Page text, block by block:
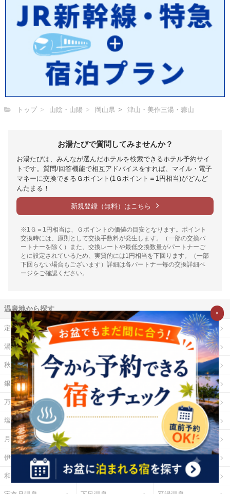
トップ 山陰・山陽 岡山県 津山・美作三湯・蒜山
お湯たびで質問してみませんか？
お湯たびは、みんなが選んだホテルを検索できるホテル予約サイ
トです。質問/回答機能で相互アドバイスをすれば、マイル・電子
マネーに交換できるＧポイント(1Ｇポイント＝1円相当)がどんど
んたまる！
新規登録（無料）はこちら
※1Ｇ＝1円相当は、Ｇポイントの価値の目安となります。ポイント
交換時には、原則として交換手数料が発生します。（一部の交換パ
ートナーを除く）また、交換レートや最低交換数量がパートナーご
とに設定されているため、実質的には1円相当を下回ります。（一部
下回らない場合もございます）詳細は各パートナー毎の交換詳細ペ
ージをご確認ください。
温泉地から探す
定山渓温泉 登別温泉 十勝川温泉
湯の川温泉（北海道） 鳴子温泉
秋保温泉 東山温泉 蔵王温泉
銀山温泉 草津温泉 伊香保温泉
万座温泉 四万温泉 鬼怒川温泉
塩原温泉 野沢温泉 白骨温泉
月岡温泉 湯河原温泉
伊東温泉 下田温泉（静岡県）
和倉温泉 山中温泉 あわら温泉
×